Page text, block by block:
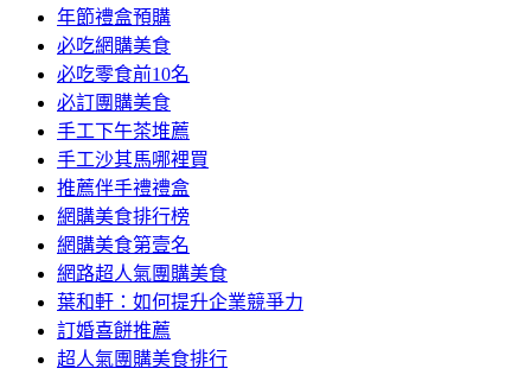
年節禮盒預購
必吃網購美食
必吃零食前10名
必訂團購美食
手工下午茶堆薦
手工沙其馬哪裡買
推薦伴手禮禮盒
網購美食排行榜
網購美食第壹名
網路超人氣團購美食
葉和軒：如何提升企業競爭力
訂婚喜餅推薦
超人氣團購美食排行